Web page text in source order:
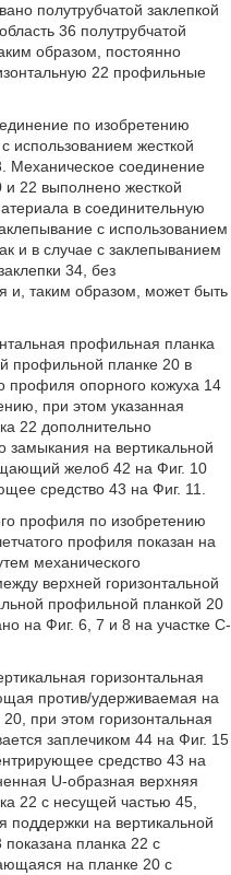
полутрубчатой заклепкой
36 полутрубчатой
образом, постоянно
22 профильные
по изобретению
использованием жесткой
Механическое соединение
22 выполнено жесткой
в соединительную
с использованием
и в случае с заклепыванием
34, без
и, таким образом, может быть
профильная планка
профильной планке 20 в
профиля опорного кожуха 14
при этом указанная
22 дополнительно
замыкания на вертикальной
желоб 42 на Фиг. 10
средство 43 на Фиг. 11.
профиля по изобретению
профиля показан на
механического
верхней горизонтальной
профильной планкой 20
на Фиг. 6, 7 и 8 на участке C-
горизонтальная
против/удерживаемая на
при этом горизонтальная
заплечиком 44 на Фиг. 15
средство 43 на
U-образная верхняя
22 с несущей частью 45,
на вертикальной
планка 22 с
на планке 20 с